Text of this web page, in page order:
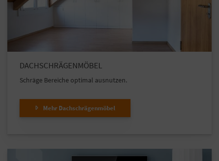
DACHSCHRÄGENMÖBEL
Schräge Bereiche optimal ausnutzen.
Mehr Dachschrägenmöbel